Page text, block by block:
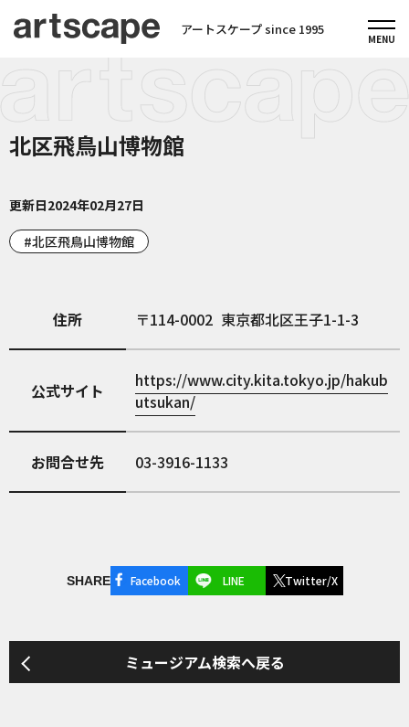
アートスケープ since 1995
北区飛鳥山博物館
更新日2024年02月27日
北区飛鳥山博物館
住所 114-0002 東京都北区王子1-1-3
公式サイト
https://www.city.kita.tokyo.jp/hakub
utsukan/
お問合せ先 03-3916-1133
SHARE Facebook LINE Twitter/X
ミュージアム検索へ戻る